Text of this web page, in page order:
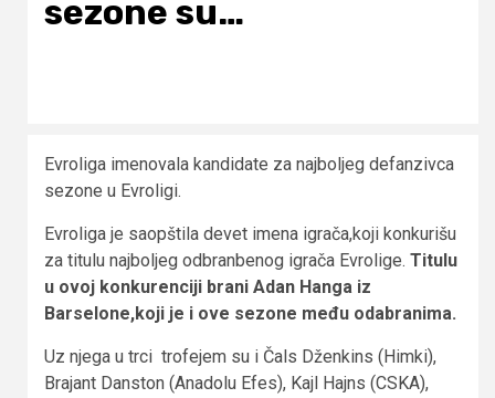
sezone su…
Evroliga imenovala kandidate za najboljeg defanzivca
sezone u Evroligi.
Evroliga je saopštila devet imena igrača,koji konkurišu
za titulu najboljeg odbranbenog igrača Evrolige. Titulu
u ovoj konkurenciji brani Adan Hanga iz
Barselone,koji je i ove sezone među odabranima.
Uz njega u trci trofejem su i Čals Dženkins (Himki),
Brajant Danston (Anadolu Efes), Kajl Hajns (CSKA),